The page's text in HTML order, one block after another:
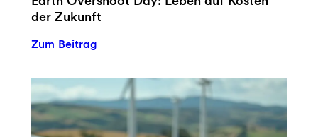
der Zukunft
Zum Beitrag:
a
t
h